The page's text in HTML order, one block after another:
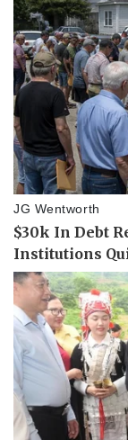
Thể thao
Bóng đá
Lịch thi đấu bóng đá
Thế giới thể thao
eSports
Hậu trường